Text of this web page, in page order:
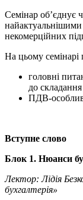
Семінар об’єднує
некомерційних
На цьому
головні
до складання
ПДВ-
Вступне слово
Блок 1. Нюанси
Лектор: Лідія
бухгалтерія»